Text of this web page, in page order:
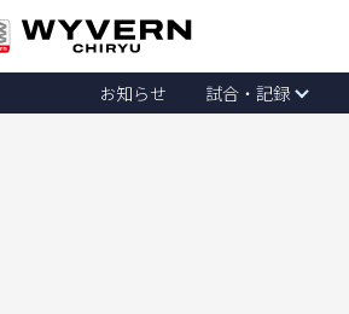
お知らせ 試合・記録